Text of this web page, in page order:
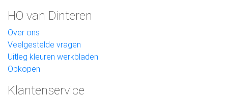
HO van Dinteren
Over ons
Veelgestelde vragen
Uitleg kleuren werkbladen
Opkopen
Klantenservice